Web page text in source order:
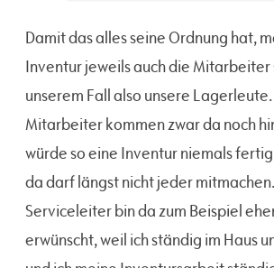
Damit das alles seine Ordnung hat,
Inventur jeweils auch die Mitarbeiter
unserem Fall also unsere
Mitarbeiter kommen zwar da noch
würde so eine Inventur niemals
da darf längst nicht jeder
Serviceleiter bin da zum Beispiel
erwünscht, weil ich ständig im Haus